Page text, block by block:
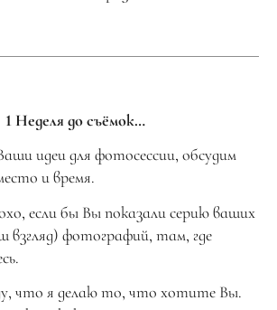
1 Неделя до съёмок…
идеи для фотосессии, обсудим
и время.
если бы Вы показали серию ваших
взгляд) фотографий, там, где
что я делаю то, что хотите Вы.